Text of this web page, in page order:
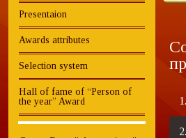
Presentaion
Awards attributes
Selection system
Hall of fame of “Person of
the year” Award
1.
2.